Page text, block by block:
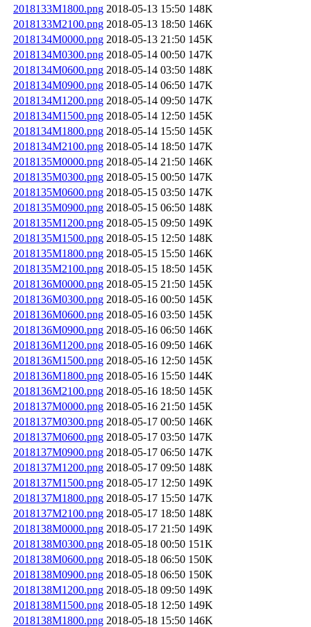
2018133M1800.png 2018-05-13 15:50 148K
2018133M2100.png 2018-05-13 18:50 146K
2018134M0000.png 2018-05-13 21:50 145K
2018134M0300.png 2018-05-14 00:50 147K
2018134M0600.png 2018-05-14 03:50 148K
2018134M0900.png 2018-05-14 06:50 147K
2018134M1200.png 2018-05-14 09:50 147K
2018134M1500.png 2018-05-14 12:50 145K
2018134M1800.png 2018-05-14 15:50 145K
2018134M2100.png 2018-05-14 18:50 147K
2018135M0000.png 2018-05-14 21:50 146K
2018135M0300.png 2018-05-15 00:50 147K
2018135M0600.png 2018-05-15 03:50 147K
2018135M0900.png 2018-05-15 06:50 148K
2018135M1200.png 2018-05-15 09:50 149K
2018135M1500.png 2018-05-15 12:50 148K
2018135M1800.png 2018-05-15 15:50 146K
2018135M2100.png 2018-05-15 18:50 145K
2018136M0000.png 2018-05-15 21:50 145K
2018136M0300.png 2018-05-16 00:50 145K
2018136M0600.png 2018-05-16 03:50 145K
2018136M0900.png 2018-05-16 06:50 146K
2018136M1200.png 2018-05-16 09:50 146K
2018136M1500.png 2018-05-16 12:50 145K
2018136M1800.png 2018-05-16 15:50 144K
2018136M2100.png 2018-05-16 18:50 145K
2018137M0000.png 2018-05-16 21:50 145K
2018137M0300.png 2018-05-17 00:50 146K
2018137M0600.png 2018-05-17 03:50 147K
2018137M0900.png 2018-05-17 06:50 147K
2018137M1200.png 2018-05-17 09:50 148K
2018137M1500.png 2018-05-17 12:50 149K
2018137M1800.png 2018-05-17 15:50 147K
2018137M2100.png 2018-05-17 18:50 148K
2018138M0000.png 2018-05-17 21:50 149K
2018138M0300.png 2018-05-18 00:50 151K
2018138M0600.png 2018-05-18 06:50 150K
2018138M0900.png 2018-05-18 06:50 150K
2018138M1200.png 2018-05-18 09:50 149K
2018138M1500.png 2018-05-18 12:50 149K
2018138M1800.png 2018-05-18 15:50 146K